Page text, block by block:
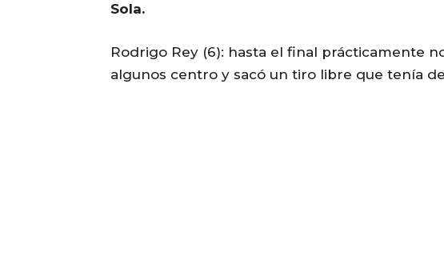
Sola.
Rodrigo Rey (6): hasta el final prácticamente
algunos centro y sacó un tiro libre que tenía